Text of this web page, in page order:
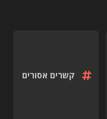
קשרים אסורים